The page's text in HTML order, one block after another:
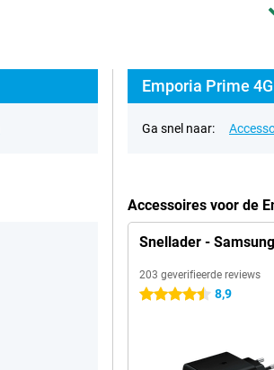
Emporia Prime
Ga snel naar:
Accessoires voor de
Snellader - Samsung
203 geverifieerde reviews
4.5 sterren 8,9